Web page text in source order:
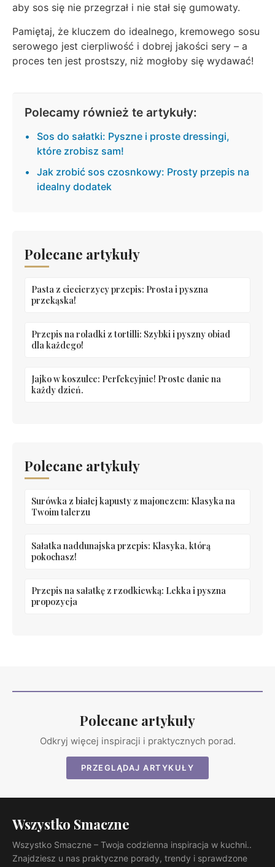
aby sos się nie przegrzał i nie stał się gumowaty.
Pamiętaj, że kluczem do idealnego, kremowego sosu
serowego jest cierpliwość i dobrej jakości sery – a
proces ten jest prostszy, niż mogłoby się wydawać!
Polecamy również te artykuły:
Sos do sałatki: Pyszne i proste dressingi,
które zrobisz sam!
Jak zrobić sos czosnkowy: Prosty przepis na
idealny dodatek
Polecane artykuły
Pasta z ciecierzycy przepis: Prosta i pyszna
przekąska!
Przepis na roladki z tortilli: Szybki i pyszny obiad
dla każdego!
Jajko w koszulce: Perfekcyjnie! Proste danie na
każdy dzień.
Polecane artykuły
Surówka z białej kapusty z majonezem: Klasyka na
Twoim talerzu
Sałatka naddunajska przepis: Klasyka, którą
pokochasz!
Przepis na sałatkę z rzodkiewką: Lekka i pyszna
propozycja
Polecane artykuły
Odkryj więcej inspiracji i praktycznych porad.
PRZEGLĄDAJ ARTYKUŁY
Wszystko Smaczne
Wszystko Smaczne – Twoja codzienna inspiracja w kuchni..
Znajdziesz u nas praktyczne porady, trendy i sprawdzone